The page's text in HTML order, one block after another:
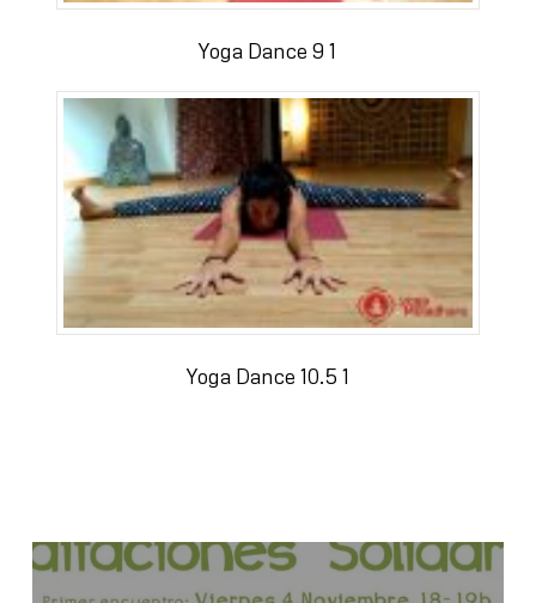
Yoga Dance 9 1
Yoga Dance 10.5 1